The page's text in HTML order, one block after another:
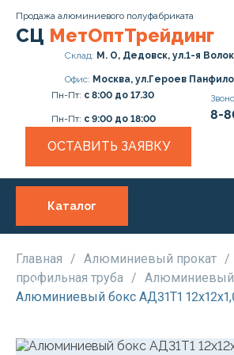
Продажа алюминиевого полуфабриката
СЦ МетОптТрейдинг
Склад: М. О, Дедовск, ул.1-я
Офис: Москва, ул.Героев
Пн-Пт: с 8:00 до 17.30
Пн-Пт: с 9:00 до 18:00 8-
ОСТАВИТЬ ЗАЯВКУ
Каталог
Прайс
Главная / Алюминиевый прокат /
профильная труба / Алюминиевый
Алюминиевый бокс АД31Т1